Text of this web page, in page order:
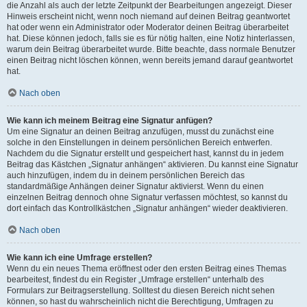
die Anzahl als auch der letzte Zeitpunkt der Bearbeitungen angezeigt. Dieser
Hinweis erscheint nicht, wenn noch niemand auf deinen Beitrag geantwortet
hat oder wenn ein Administrator oder Moderator deinen Beitrag überarbeitet
hat. Diese können jedoch, falls sie es für nötig halten, eine Notiz hinterlassen,
warum dein Beitrag überarbeitet wurde. Bitte beachte, dass normale Benutzer
einen Beitrag nicht löschen können, wenn bereits jemand darauf geantwortet
hat.
Nach oben
Wie kann ich meinem Beitrag eine Signatur anfügen?
Um eine Signatur an deinen Beitrag anzufügen, musst du zunächst eine
solche in den Einstellungen in deinem persönlichen Bereich entwerfen.
Nachdem du die Signatur erstellt und gespeichert hast, kannst du in jedem
Beitrag das Kästchen „Signatur anhängen“ aktivieren. Du kannst eine Signatur
auch hinzufügen, indem du in deinem persönlichen Bereich das
standardmäßige Anhängen deiner Signatur aktivierst. Wenn du einen
einzelnen Beitrag dennoch ohne Signatur verfassen möchtest, so kannst du
dort einfach das Kontrollkästchen „Signatur anhängen“ wieder deaktivieren.
Nach oben
Wie kann ich eine Umfrage erstellen?
Wenn du ein neues Thema eröffnest oder den ersten Beitrag eines Themas
bearbeitest, findest du ein Register „Umfrage erstellen“ unterhalb des
Formulars zur Beitragserstellung. Solltest du diesen Bereich nicht sehen
können, so hast du wahrscheinlich nicht die Berechtigung, Umfragen zu